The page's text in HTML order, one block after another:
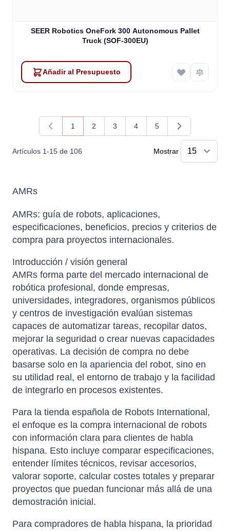
SEER Robotics OneFork 300 Autonomous Pallet
Truck (SOF-300EU)
Añadir al Presupuesto
Artículos 1-15 de 106
Actualmente estás leyendo página
1
Página
2
Página
3
Página
4
Página
5
Mostrar
AMRs
AMRs: guía de robots, aplicaciones,
especificaciones, beneficios, precios y criterios de
compra para proyectos internacionales.
Introducción / visión general
AMRs forma parte del mercado internacional de
robótica profesional, donde empresas,
universidades, integradores, organismos públicos
y centros de investigación evalúan sistemas
capaces de automatizar tareas, recopilar datos,
mejorar la seguridad o crear nuevas capacidades
operativas. La decisión de compra no debe
basarse solo en la apariencia del robot, sino en
su utilidad real, el entorno de trabajo y la facilidad
de integrarlo en procesos existentes.
Para la tienda española de Robots International,
el enfoque es la compra internacional de robots
con información clara para clientes de habla
hispana. Esto incluye comparar especificaciones,
entender límites técnicos, revisar accesorios,
valorar soporte, calcular costes totales y preparar
proyectos que puedan funcionar más allá de una
demostración inicial.
Para compradores de habla hispana, la prioridad